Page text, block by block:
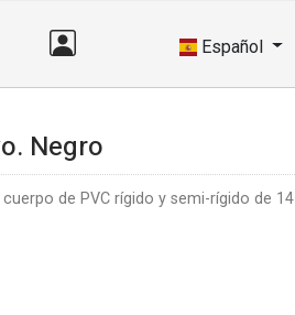
Español
Negro
de PVC rígido y semi-rígido de 14